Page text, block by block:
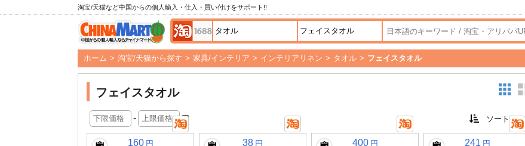
淘宝/天猫など中国からの個人輸入・仕入・買い付けをサポート!!
ホーム > 淘宝/天猫から探す > 家具/インテリア > インテリアリネン > タオル > フェイスタオル
フェイスタオル
- 円
160 円 38 円 400 円 241 円